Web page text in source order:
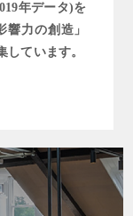
年データ)を
力の創造」
ています。